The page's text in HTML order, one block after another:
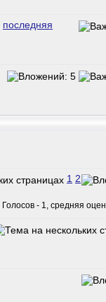
последняя
1 2